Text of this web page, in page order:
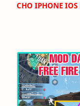
CHO IPHONE